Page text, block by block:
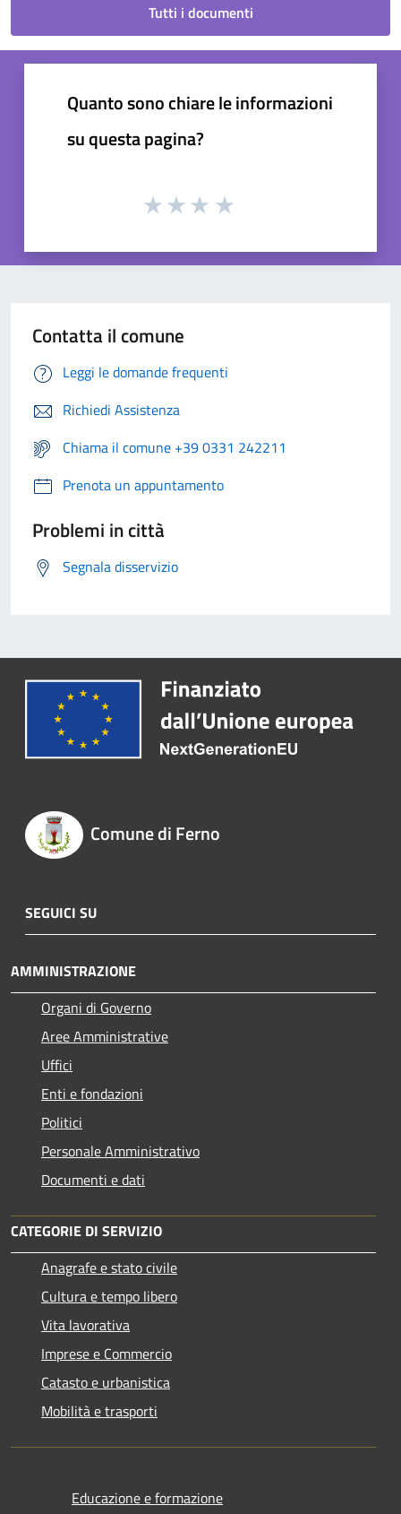
Tutti i documenti
Quanto sono chiare le informazioni
su questa pagina?
Contatta il comune
Leggi le domande frequenti
Richiedi Assistenza
Chiama il comune +39 0331 242211
Prenota un appuntamento
Problemi in città
Segnala disservizio
Comune di Ferno
SEGUICI SU
AMMINISTRAZIONE
Organi di Governo
Aree Amministrative
Uffici
Enti e fondazioni
Politici
Personale Amministrativo
Documenti e dati
CATEGORIE DI SERVIZIO
Anagrafe e stato civile
Cultura e tempo libero
Vita lavorativa
Imprese e Commercio
Catasto e urbanistica
Mobilità e trasporti
Educazione e formazione